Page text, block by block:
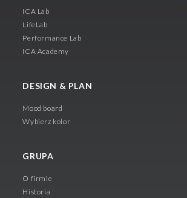
ICA Lab
LifeLab
Performance Lab
ICA Academy
DESIGN & PLAN
Mood board
Wybierz kolor
GRUPA
O firmie
Historia